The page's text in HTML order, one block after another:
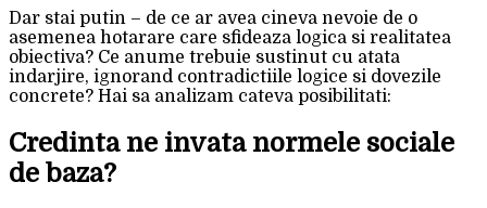
Dar stai putin – de ce ar avea cineva nevoie de o
asemenea hotarare care sfideaza logica si realitatea
obiectiva? Ce anume trebuie sustinut cu atata
indarjire, ignorand contradictiile logice si dovezile
concrete? Hai sa analizam cateva posibilitati:
Credinta ne invata normele sociale
de baza?